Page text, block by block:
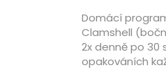
Domácí
Clamshell
2x denně po 30
opakováních